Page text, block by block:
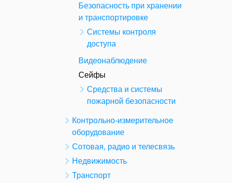
Безопасность при хранении
и транспортировке
Системы контроля
доступа
Видеонаблюдение
Сейфы
Средства и системы
пожарной безопасности
Контрольно-измерительное
оборудование
Сотовая, радио и телесвязь
Недвижимость
Транспорт